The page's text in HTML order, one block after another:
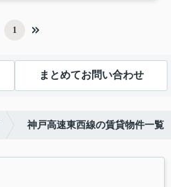
1
まとめてお問い合わせ
神戸高速東西線の賃貸物件一覧